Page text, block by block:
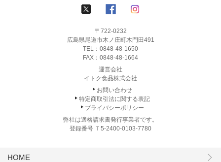
〒722-0232
広島県尾道市木ノ庄町木門田491
TEL： 0848-48-1650
FAX：0848-48-1664
運営会社
イトク食品株式会社
お問い合わせ
特定商取引法に関する表記
プライバシーポリシー
弊社は適格請求書発行事業者です。
登録番号 Ｔ5-2400-0103-7780
HOME